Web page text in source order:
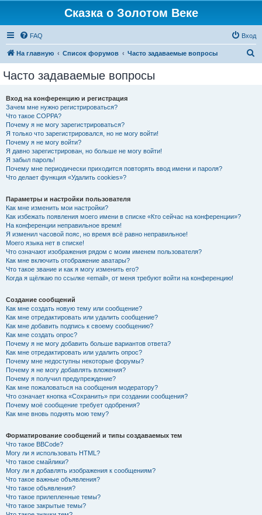
Сказка о Золотом Веке
FAQ Вход
На главную Список форумов Часто задаваемые вопросы
Часто задаваемые вопросы
Вход на конференцию и регистрация
Зачем мне нужно регистрироваться?
Что такое COPPA?
Почему я не могу зарегистрироваться?
Я только что зарегистрировался, но не могу войти!
Почему я не могу войти?
Я давно зарегистрирован, но больше не могу войти!
Я забыл пароль!
Почему мне периодически приходится повторять ввод имени и пароля?
Что делает функция «Удалить cookies»?
Параметры и настройки пользователя
Как мне изменить мои настройки?
Как избежать появления моего имени в списке «Кто сейчас на конференции»?
На конференции неправильное время!
Я изменил часовой пояс, но время всё равно неправильное!
Моего языка нет в списке!
Что означают изображения рядом с моим именем пользователя?
Как мне включить отображение аватары?
Что такое звание и как я могу изменить его?
Когда я щёлкаю по ссылке «email», от меня требуют войти на конференцию!
Создание сообщений
Как мне создать новую тему или сообщение?
Как мне отредактировать или удалить сообщение?
Как мне добавить подпись к своему сообщению?
Как мне создать опрос?
Почему я не могу добавить больше вариантов ответа?
Как мне отредактировать или удалить опрос?
Почему мне недоступны некоторые форумы?
Почему я не могу добавлять вложения?
Почему я получил предупреждение?
Как мне пожаловаться на сообщения модератору?
Что означает кнопка «Сохранить» при создании сообщения?
Почему моё сообщение требует одобрения?
Как мне вновь поднять мою тему?
Форматирование сообщений и типы создаваемых тем
Что такое BBCode?
Могу ли я использовать HTML?
Что такое смайлики?
Могу ли я добавлять изображения к сообщениям?
Что такое важные объявления?
Что такое объявления?
Что такое прилепленные темы?
Что такое закрытые темы?